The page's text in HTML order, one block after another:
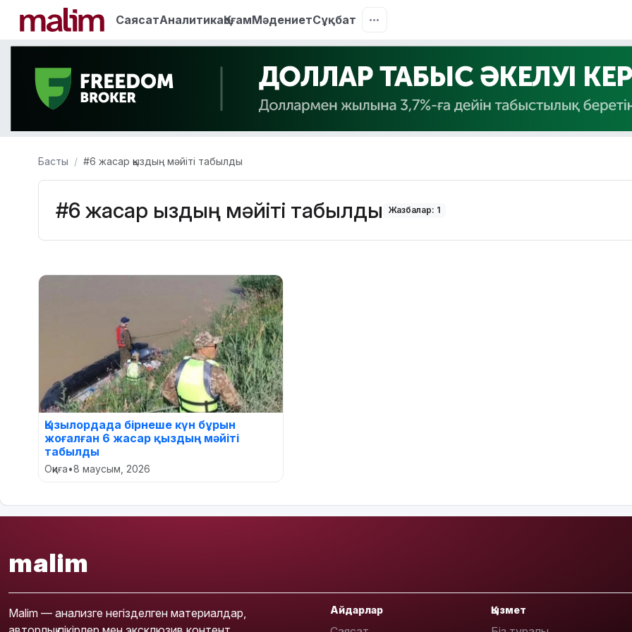
СаясатАналитикаҚоғамМәдениетСұқбат
Басты #6 жасар қыздың мәйіті табылды
#6 жасар қыздың мәйіті табылды Жазбалар: 1
Қызылордада бірнеше күн бұрын
жоғалған 6 жасар қыздың мәйіті
табылды
Оқиға•8 маусым, 2026
malim
Malim — анализге негізделген материалдар,
Айдарлар Қызмет